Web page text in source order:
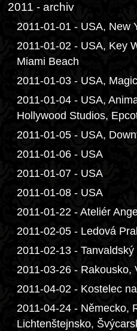
2011 - archiv
2011-01-01 - USA, New
2011-01-02 - USA, Key
Miami Beach
2011-01-03 - USA,
2011-01-04 - USA,
Hollywood Studios,
2011-01-05 - USA,
2011-01-06 - USA
2011-01-07 - USA
2011-01-08 - USA
2011-01-22 - Ateliér
2011-02-05 - Ledová
2011-02-13 -
2011-03-26 - Rakousko,
2011-04-02 - Kostelec
2011-04-24 - Německo,
Lichtenštejnsko,